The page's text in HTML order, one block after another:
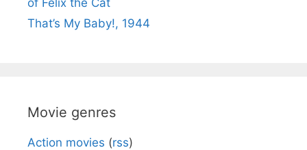
That’s My Baby!, 1944
Movie genres
Action movies (rss)